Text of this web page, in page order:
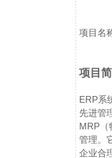
项目名
项目简
ERP系
先进管
MRP（
管理。
企业合